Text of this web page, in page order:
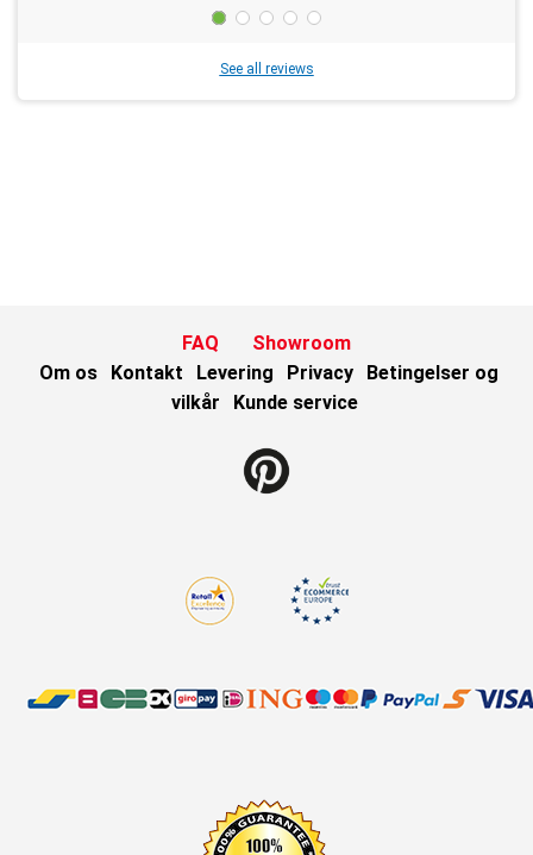
See all reviews
FAQ
Showroom
Om os
Kontakt Levering Privacy
Betingelser og
vilkår
Kunde service